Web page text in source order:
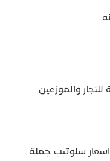
والموزعين
سلوتيب جملة